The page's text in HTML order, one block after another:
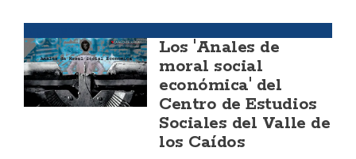
Los 'Anales de
moral social
económica' del
Centro de Estudios
Sociales del Valle de
los Caídos